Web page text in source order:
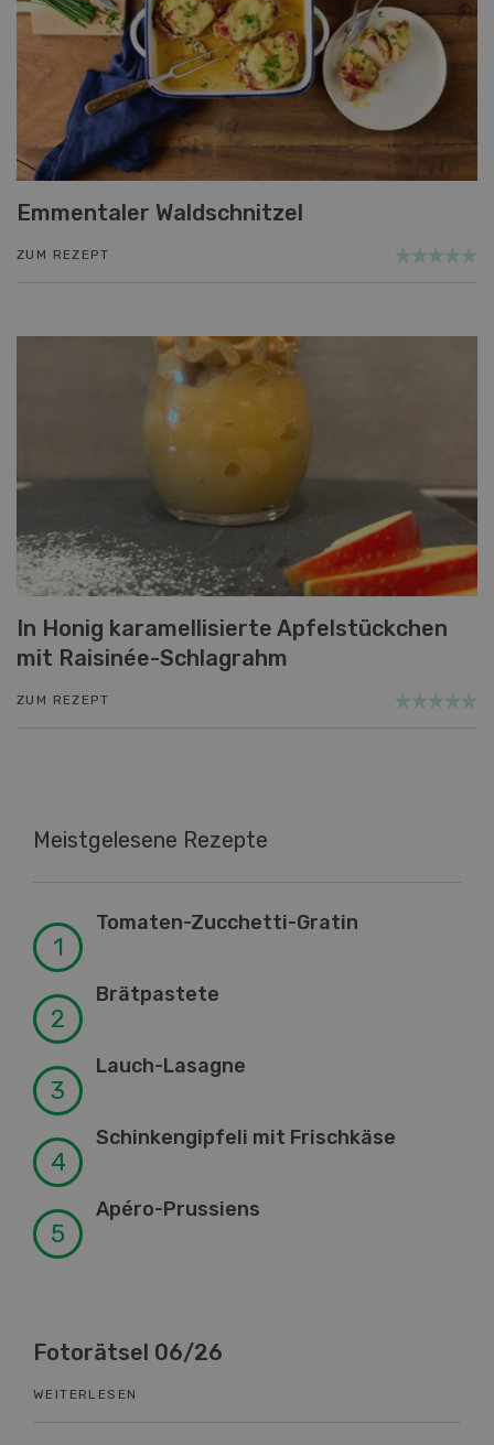
Emmentaler Waldschnitzel
ZUM REZEPT
In Honig karamellisierte Apfelstückchen
mit Raisinée-Schlagrahm
ZUM REZEPT
Meistgelesene Rezepte
Tomaten-Zucchetti-Gratin
Brätpastete
Lauch-Lasagne
Schinkengipfeli mit Frischkäse
Apéro-Prussiens
Fotorätsel 06/26
WEITERLESEN